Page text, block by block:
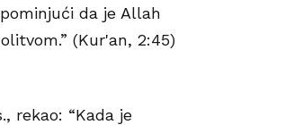
da je Allah
(Kur'an, 2:45)
rekao: “Kada je